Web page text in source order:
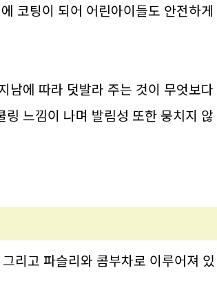
코팅이 되어 어린아이들도 안전하게
남에 따라 덧발라 주는 것이 무엇보다
느낌이 나며 발림성 또한 뭉치지 않
리고 파슬리와 콤부차로 이루어져 있